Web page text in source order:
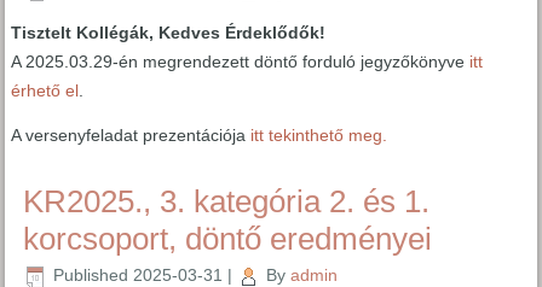
Tisztelt Kollégák, Kedves Érdeklődők!
A 2025.03.29-én megrendezett döntő forduló jegyzőkönyve itt
érhető el.
A versenyfeladat prezentációja itt tekinthető meg.
KR2025., 3. kategória 2. és 1.
korcsoport, döntő eredményei
Published 2025-03-31 | By admin